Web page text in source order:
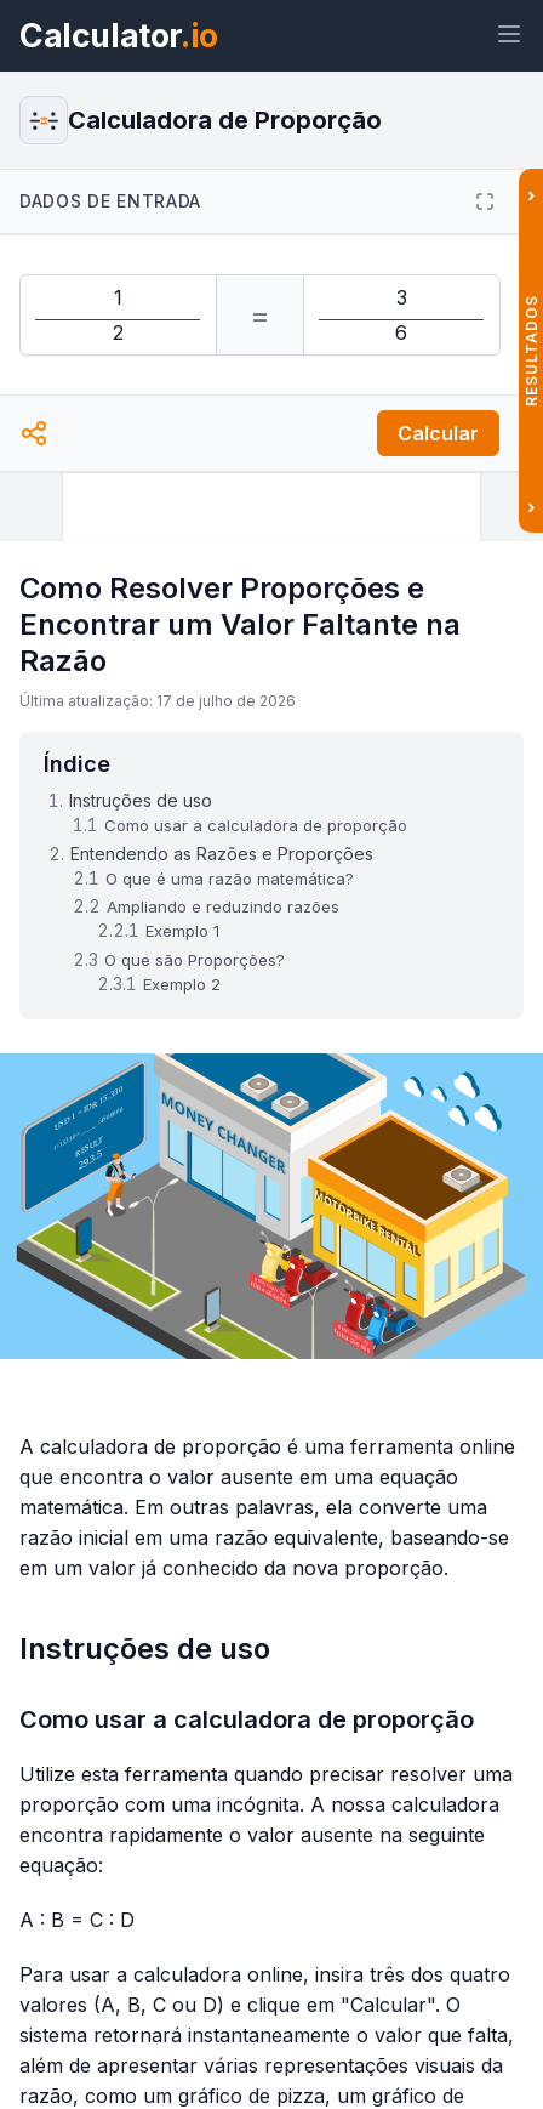
Calculator.io
Visualizar Calculadora de Proporção
Calculadora de Proporção
DADOS DE ENTRADA
=
Calcular
›
RESULTADOS
›
Como Resolver Proporções e
Encontrar um Valor Faltante na
Razão
Última atualização: 17 de julho de 2026
Índice
Instruções de uso
Como usar a calculadora de proporção
Entendendo as Razões e Proporções
O que é uma razão matemática?
Ampliando e reduzindo razões
Exemplo 1
O que são Proporções?
Exemplo 2
A calculadora de proporção é uma ferramenta online
que encontra o valor ausente em uma equação
matemática. Em outras palavras, ela converte uma
razão inicial em uma razão equivalente, baseando-se
em um valor já conhecido da nova proporção.
Instruções de uso
Como usar a calculadora de proporção
Utilize esta ferramenta quando precisar resolver uma
proporção com uma incógnita. A nossa calculadora
encontra rapidamente o valor ausente na seguinte
equação:
A : B = C : D
Para usar a calculadora online, insira três dos quatro
valores (A, B, C ou D) e clique em "Calcular". O
sistema retornará instantaneamente o valor que falta,
além de apresentar várias representações visuais da
razão, como um gráfico de pizza, um gráfico de